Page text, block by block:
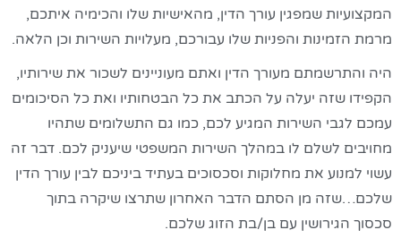
המקצועיות שמפגין עורך הדין, מהאישיות שלו והכימיה איתכם,
מרמת הזמינות והפניות שלו עבורכם, מעלויות השירות וכן הלאה.
היה והתרשמתם מעורך הדין ואתם מעוניינים לשכור את שירותיו,
הקפידו שזה יעלה על הכתב את כל הבטחותיו ואת כל הסיכומים
עמכם לגבי השירות המגיע לכם, כמו גם התשלומים שתהיו
מחויבים לשלם לו במהלך השירות המשפטי שיעניק לכם. דבר זה
עשוי למנוע את מחלוקות וסכסוכים בעתיד ביניכם לבין עורך הדין
שלכם…שזה מן הסתם הדבר האחרון שתרצו שיקרה בתוך
סכסוך הגירושין עם בן/בת הזוג שלכם.